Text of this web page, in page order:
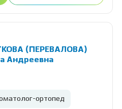
(ПЕРЕВАЛОВА)
Андреевна
ортопед